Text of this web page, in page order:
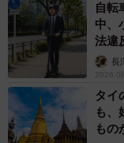
旨みたっぷりなタレを
しっかりとタレを揉
自転
中、
法違
説】
長
タイ
も
もの